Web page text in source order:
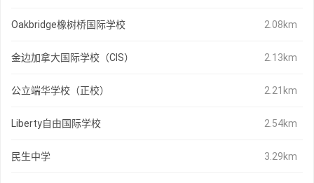
Oakbridge橡树桥国际学校 2.08km
金边加拿大国际学校（CIS） 2.13km
公立端华学校（正校） 2.21km
Liberty自由国际学校 2.54km
民生中学 3.29km